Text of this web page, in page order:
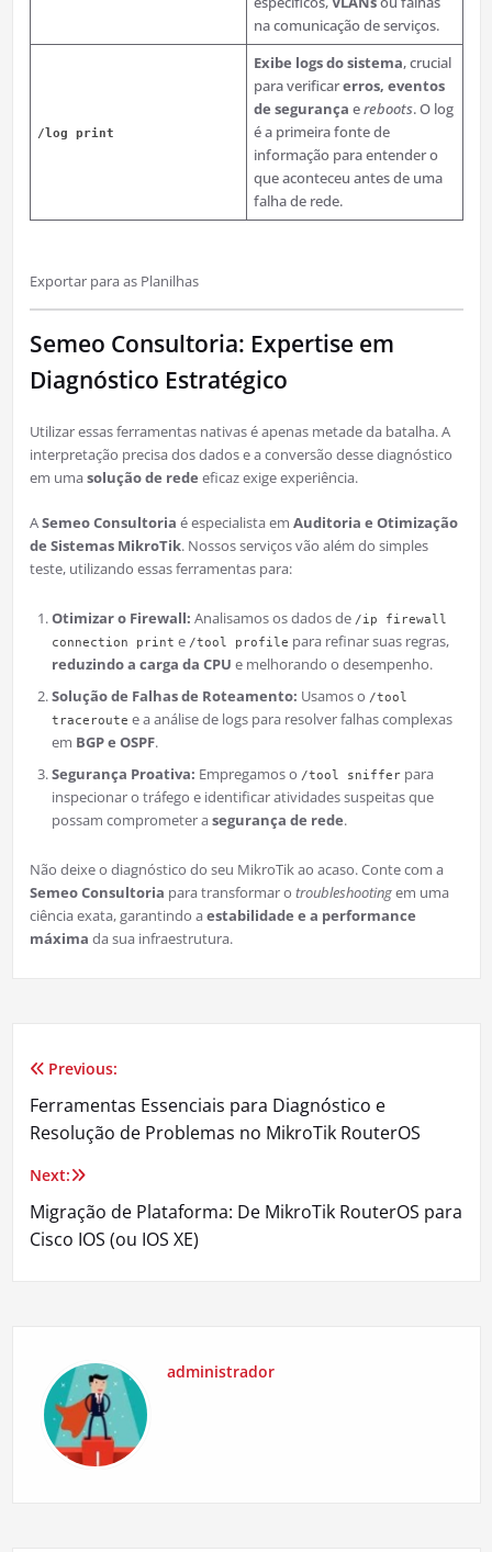
na comunicação de serviços.
/log print
Exibe logs do sistema, crucial
para verificarerros, eventos
de segurança ereboots. O log
é a primeira fonte de
informação para entender o
que aconteceu antes de uma
falha de rede.
Exportar para as Planilhas
Semeo Consultoria: Expertise em
Diagnóstico Estratégico
Utilizar essas ferramentas nativas é apenas metade da batalha. A
interpretação precisa dos dados e a conversão desse diagnóstico
em umasolução de rede eficaz exige experiência.
ASemeo Consultoria é especialista em Auditoria e Otimização
de Sistemas MikroTik. Nossos serviços vão além do simples
teste, utilizando essas ferramentas para:
Otimizar o Firewall: Analisamos os dados de /ip firewall
connection print e /tool profile para refinar suas regras,
reduzindo a carga da CPU e melhorando o desempenho.
Solução de Falhas de Roteamento: Usamos o /tool
traceroute e a análise de logs para resolver falhas complexas
em BGP e OSPF.
Segurança Proativa: Empregamos o /tool snifferpara
inspecionar o tráfego e identificar atividades suspeitas que
possam comprometer asegurança de rede.
Não deixe o diagnóstico do seu MikroTik ao acaso. Conte com a
Semeo Consultoria para transformar o troubleshootingem uma
ciência exata, garantindo aestabilidade e a performance
máxima da sua infraestrutura.
Navegação
de
Post
Previous:
Ferramentas Essenciais para Diagnóstico e
Resolução de Problemas no MikroTik RouterOS
Next:
Migração de Plataforma: De MikroTik RouterOS para
Cisco IOS (ou IOS XE)
administrador